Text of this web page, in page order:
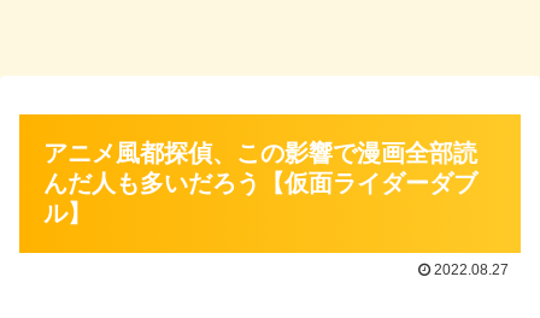
アニメ風都探偵、この影響で漫画全部読
んだ人も多いだろう【仮面ライダーダブ
ル】
2022.08.27